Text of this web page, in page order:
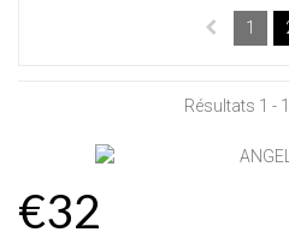
1
Résultats 1 -
€32